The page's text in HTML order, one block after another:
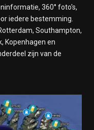
360° foto's,
iedere bestemming.
Southampton,
Kopenhagen en
zijn van de